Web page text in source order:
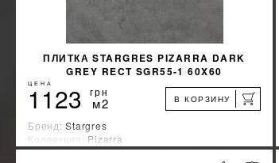
ПЛИТКА STARGRES PIZARRA DARK
GREY RECT SGR55-1 60X60
ЦЕНА
1123 грн
м2 В КОРЗИНУ
Бренд:Stargres
Коллекция: Pizarra
Страна-производитель:Польша